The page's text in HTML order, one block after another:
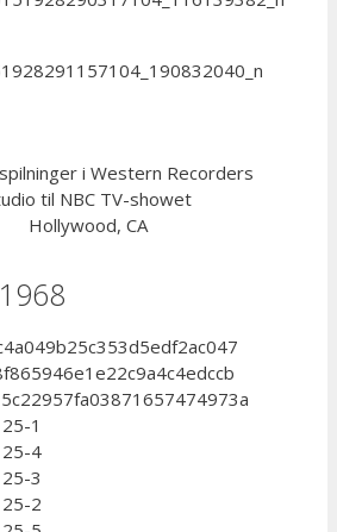
i Western Recorders
til NBC TV-showet
Hollywood, CA